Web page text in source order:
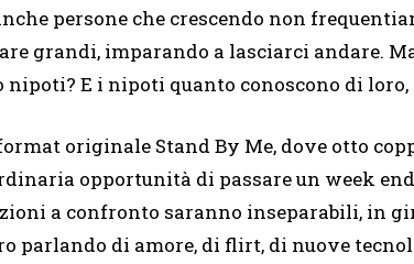
persone che crescendo non
grandi, imparando a lasciarci andare.
E i nipoti quanto conoscono di
originale Stand By Me, dove otto
opportunità di passare un week
a confronto saranno inseparabili, in
parlando di amore, di flirt, di nuove